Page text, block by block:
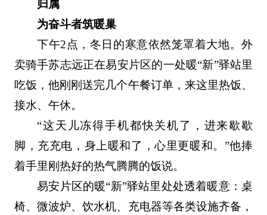
归属
为奋斗者筑暖巢
下午2点，冬日的寒意依然笼罩着大地。外
卖骑手苏志远正在易安片区的一处暖“新”驿站里
吃饭，他刚刚送完几个午餐订单，来这里热饭、
接水、午休。
“这天儿冻得手机都快关机了，进来歇歇
脚，充充电，身上暖和了，心里更暖和。”他捧
着手里刚热好的热气腾腾的饭说。
易安片区的暖“新”驿站里处处透着暖意：桌
椅、微波炉、饮水机、充电器等各类设施齐备，